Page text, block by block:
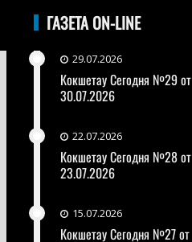
ГАЗЕТА ON-LINE
29.07.2026
Кокшетау Сегодня №29 от
30.07.2026
22.07.2026
Кокшетау Сегодня №28 от
23.07.2026
15.07.2026
Кокшетау Сегодня №27 от